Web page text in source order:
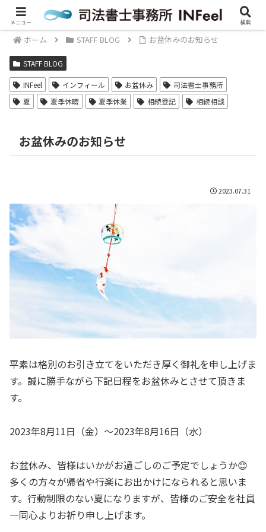
ホーム STAFF BLOG お盆休みのお知らせ
STAFF BLOG
INFeel インフィール お盆休み
司法書士事務所
夏
夏季休暇 夏季休業 相続登記 相続相談
お盆休みのお知らせ
2023.07.31
平素は格別のお引き立てをいただき厚く御礼を申し上げま
す。誠に勝手ながら下記日程をお盆休みとさせて頂きま
す。
2023年8月11日（金）〜2023年8月16日（水）
お盆休み、皆様はいかがお過ごしのご予定でしょうか😊
多くの方々が帰省や行楽にお出かけになられると思いま
す。行動制限のない夏になりますが、皆様のご安全を社員
一同心よりお祈り申し上げます。
メニュー 検索